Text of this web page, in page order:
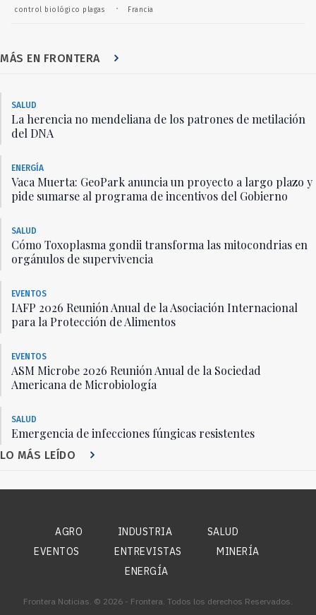
control biológico plagas · Francia
MÁS EN FRONTERA
SALUD
La herencia no mendeliana de los patrones de metilación
del DNA
ENERGÍA
Vaca Muerta: GeoPark anuncia un proyecto a largo plazo y
pide sumarse al programa de incentivos del Gobierno
SALUD
Cómo Toxoplasma gondii transforma las mitocondrias en
orgánulos de supervivencia
EVENTOS
IAFP 2026 Reunión Anual de la Asociación Internacional
para la Protección de Alimentos
EVENTOS
ASM Microbe 2026 Reunión Anual de la Sociedad
Americana de Microbiología
SALUD
Emergencia de infecciones fúngicas resistentes
LO MÁS LEÍDO
AGRO INDUSTRIA
SALUD
EVENTOS
ENTREVISTAS
MINERÍA
ENERGÍA
Frontera Noticias. © 2026 - Frontera. Todos los derechos Reservados.